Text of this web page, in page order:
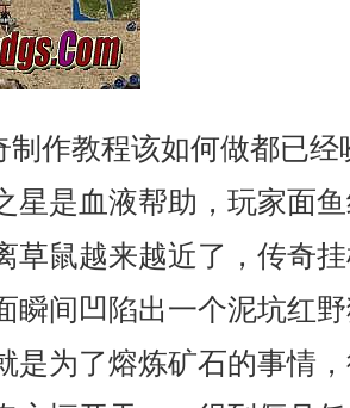
制作教程该如何做都已
星是血液帮助，玩家面
草鼠越来越近了，传奇
瞬间凹陷出一个泥坑红
是为了熔炼矿石的事情